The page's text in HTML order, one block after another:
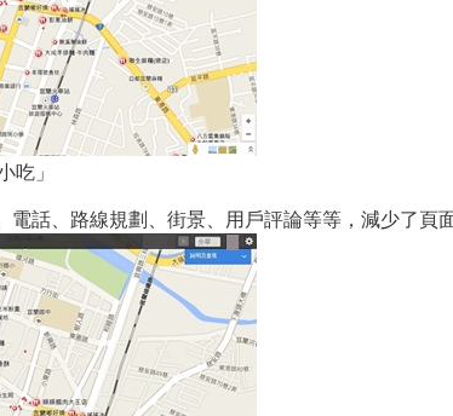
吃」
話、路線規劃、街景、用戶評論等等，減少了頁